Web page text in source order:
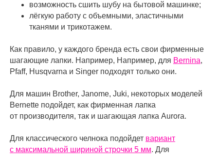
возможность сшить шубу на бытовой машинке;
лёгкую работу с объемными, эластичными
тканями и трикотажем.
Как правило, у каждого бренда есть свои фирменные
шагающие лапки. Например, Например, для Bernina,
Pfaff, Husqvarna и Singer подходят только они.
Для машин Brother, Janome, Juki, некоторых моделей
Bernette подойдет, как фирменная лапка
от производителя, так и шагающая лапка Aurora.
Для классического челнока подойдет вариант
с максимальной шириной строчки 5 мм. Для